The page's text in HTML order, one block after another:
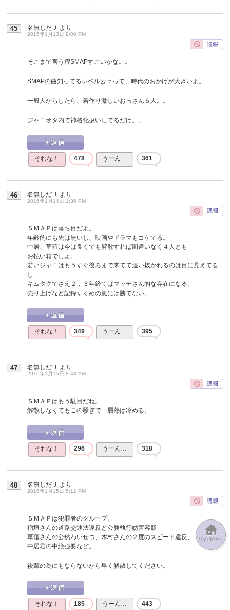
45 名無しだＪ より
2016年1月13日 9:00 PM
そこまで言う程SMAPすごいかな。。
SMAPの曲知ってるレベル云々って、時代のおかげが大きいよ。
一般人からしたら、若作り激しいおっさん５人。。
ジャニオタ内で神格化扱いしてるだけ。。
それな！ 478 うーん… 361
46 名無しだＪ より
2016年1月14日 1:36 PM
ＳＭＡＰは落ち目だよ。
年齢的にも先は無いし、映画やドラマもコケてる。
中居、草薙は今は良くても解散すれば間違いなく４人とも
お払い箱でしよ。
若いジャニはもうすぐ後ろまで来てて追い抜かれるのは目に見えてる
し
キムタクでさえ２，３年経てばマッチさん的な存在になる。
売り上げなど記録ずくめの嵐には勝てない。
それな！ 349 うーん… 395
47 名無しだＪ より
2016年1月15日 8:48 AM
ＳＭＡＰはもう駄目だね。
解散しなくてもこの騒ぎで一層熱は冷める。
それな！ 296 うーん… 318
48 名無しだＪ より
2016年1月15日 5:11 PM
ＳＭＡＰは犯罪者のグループ。
稲垣さんの道路交通法違反と公務執行妨害容疑
草薙さんの公然わいせつ、木村さんの２度のスピード違反、
中居君の中絶強要など。
後輩の為にもならないから早く解散してください。
それな！ 185 うーん… 443